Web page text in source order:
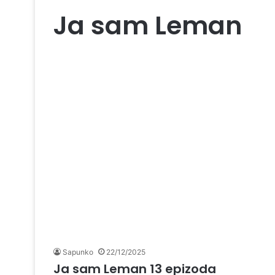
Ja sam Leman
Sapunko 22/12/2025
Ja sam Leman 13 epizoda